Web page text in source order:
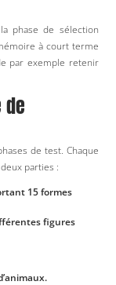
phase de sélection
à court terme
par exemple retenir
de
de test. Chaque
parties :
15 formes
figures